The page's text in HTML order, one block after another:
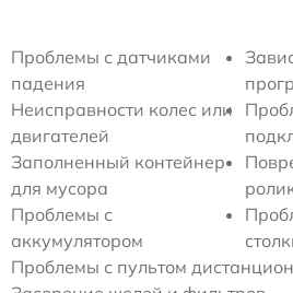
Проблемы с датчиками
падения
Неисправности колес или
двигателей
Заполненный контейнер
для мусора
Проблемы с
аккумулятором
Проблемы с пультом